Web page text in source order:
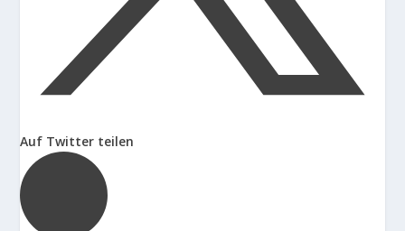
Auf Twitter teilen